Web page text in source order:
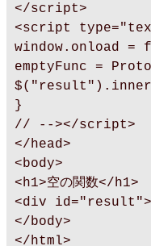
</script>
<script
window.onload
emptyFunc =
}
// --></script>
</head>
<body>
<h1>空の関数</h1>
<div
</body>
</html>